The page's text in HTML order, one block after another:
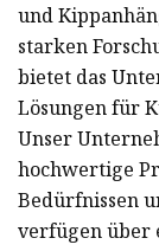
und
starken
bietet das
Lösungen für
Unser
hochwertige
Bedürfnissen
verfügen über